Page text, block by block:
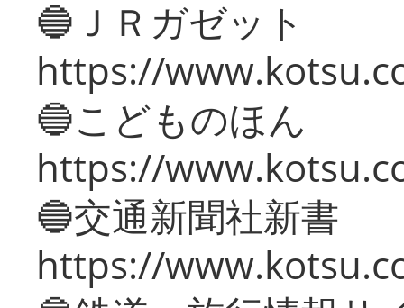
🔵ＪＲガゼット
https://
🔵こどものほん
https://
🔵交通新聞社新書
https://